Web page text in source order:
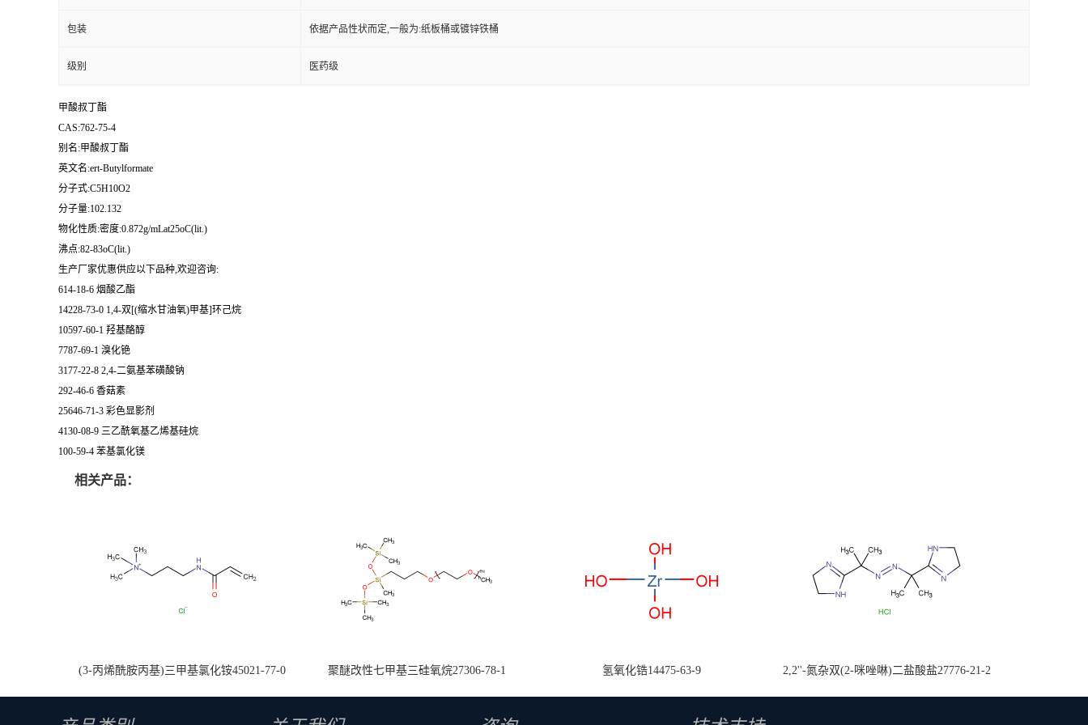
包装 依据产品性状而定,一般为:纸板桶或镀锌铁桶
级别 医药级
甲酸叔丁酯
CAS:762-75-4
别名:甲酸叔丁酯
英文名:ert-Butylformate
分子式:C5H10O2
分子量:102.132
物化性质:密度:0.872g/mLat25oC(lit.)
沸点:82-83oC(lit.)
生产厂家优惠供应以下品种,欢迎咨询:
614-18-6 烟酸乙酯
14228-73-0 1,4-双[(缩水甘油氧)甲基]环己烷
10597-60-1 羟基酪醇
7787-69-1 溴化铯
3177-22-8 2,4-二氨基苯磺酸钠
292-46-6 香菇素
25646-71-3 彩色显影剂
4130-08-9 三乙酰氧基乙烯基硅烷
100-59-4 苯基氯化镁
相关产品：
(3-丙烯酰胺丙基)三甲基氯化铵45021-77-0 聚醚改性七甲基三硅氧烷27306-78-1 氢氧化锆14475-63-9 2,2''-氮杂双(2-咪唑啉)二盐酸盐27776-21-2